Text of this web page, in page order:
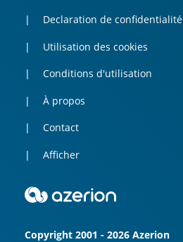
Declaration de confidentialité
Utilisation des cookies
Conditions d'utilisation
À propos
Contact
Afficher
Copyright 2001 - 2026 Azerion